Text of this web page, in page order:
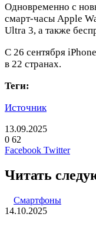
Одновременно с
смарт-часы Apple
Ultra 3, а также
С 26 сентября
в 22 странах.
Теги:
Источник
13.09.2025
0 62
Facebook TwitterPinterest
Skype
Viber
Читать
Смартфоны
14.10.2025